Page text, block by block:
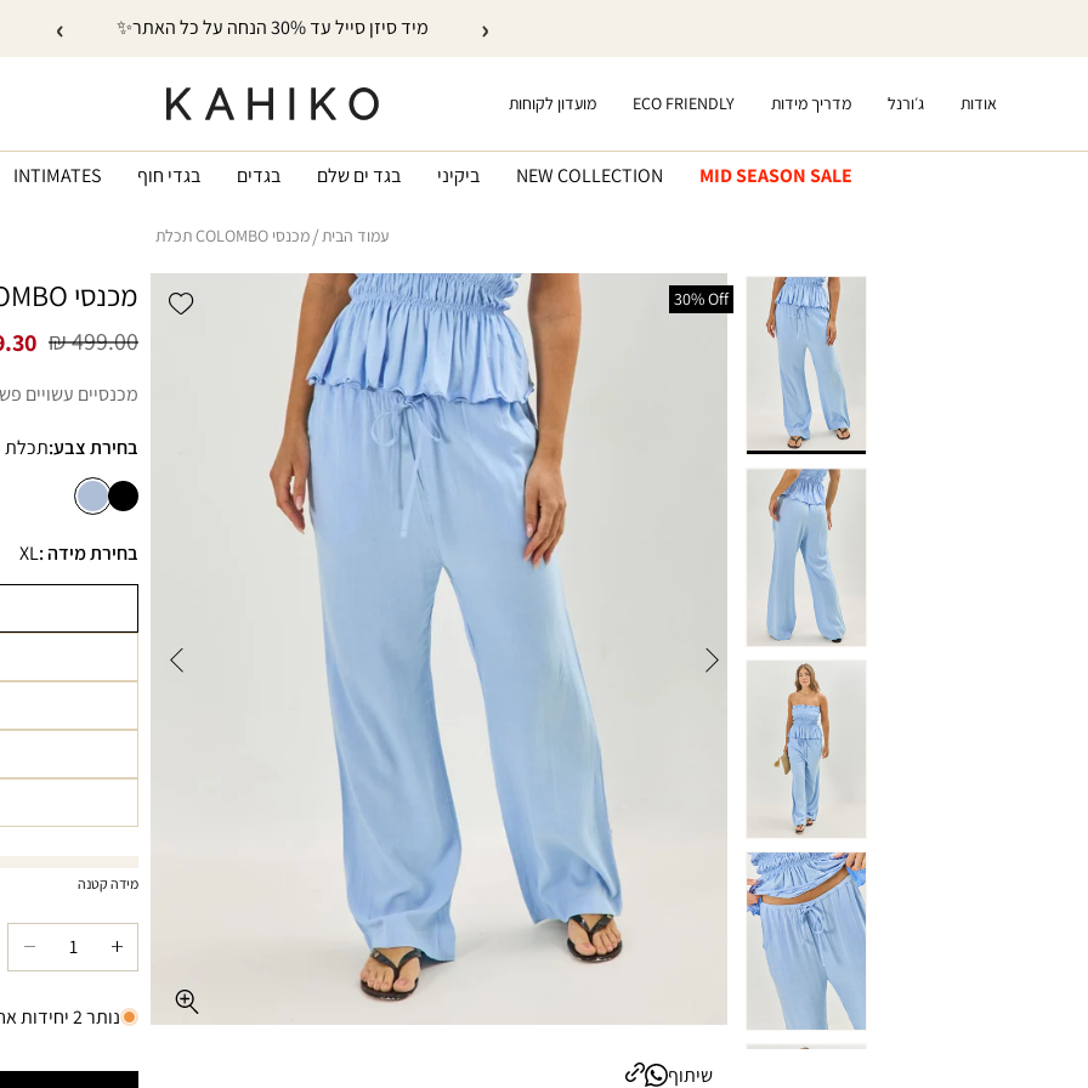
‹ מיד סיזן סייל עד 30% הנחה על כל האתר✨ ›
אודות ג׳ורנל מדריך מידות ECO FRIENDLY מועדון לקוחות
MID SEASON SALE
NEW COLLECTION ביקיני בגד ים שלם בגדים בגדי חוף INTIMATES
עמוד הבית מכנסי COLOMBO תכלת
Add wishlist
דלג
לפרטי
המוצר
30% Off
שיתוף
מכנסי COLOMBO תכלת
מחיר
רגיל
499.00 ₪
מחיר
מבצע
₪
מכנסיים עשויים
בחירת צבע:תכלת
בחירת מידה : XL
מידה קטנה
הגדל
עבור
COLOMBO
נותר 2 יחידות אחרונות